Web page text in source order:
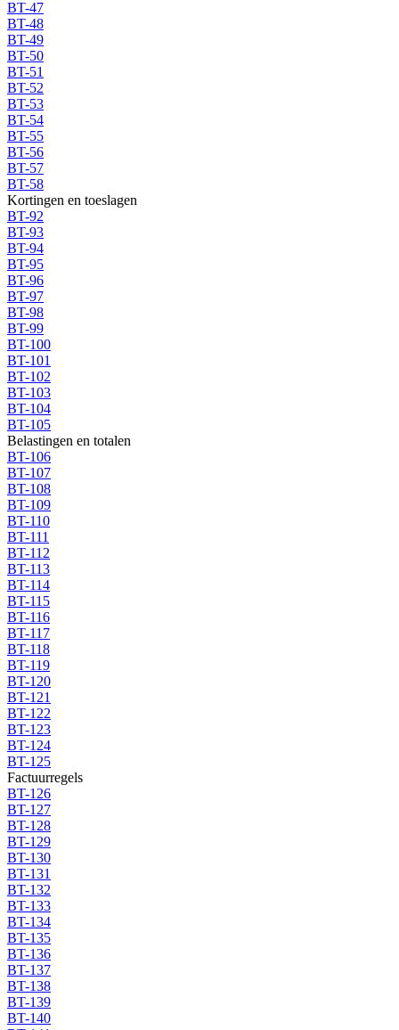
BT-47
BT-48
BT-49
BT-50
BT-51
BT-52
BT-53
BT-54
BT-55
BT-56
BT-57
BT-58
Kortingen en toeslagen
BT-92
BT-93
BT-94
BT-95
BT-96
BT-97
BT-98
BT-99
BT-100
BT-101
BT-102
BT-103
BT-104
BT-105
Belastingen en totalen
BT-106
BT-107
BT-108
BT-109
BT-110
BT-111
BT-112
BT-113
BT-114
BT-115
BT-116
BT-117
BT-118
BT-119
BT-120
BT-121
BT-122
BT-123
BT-124
BT-125
Factuurregels
BT-126
BT-127
BT-128
BT-129
BT-130
BT-131
BT-132
BT-133
BT-134
BT-135
BT-136
BT-137
BT-138
BT-139
BT-140